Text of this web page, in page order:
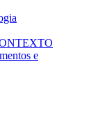
e